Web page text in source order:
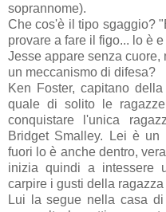
soprannome).
Che cos'è il tipo sgaggio?
provare a fare il figo... lo è
Jesse appare senza cuore,
un meccanismo di difesa?
Ken Foster, capitano
quale di solito le
conquistare l'unica
Bridget Smalley. Lei è
fuori lo è anche dentro,
inizia quindi a intessere
carpire i gusti della
Lui la segue nella casa